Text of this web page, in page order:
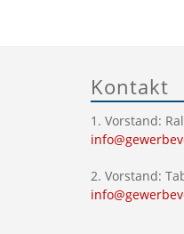
Kontakt
1. Vorstand:
2. Vorstand: